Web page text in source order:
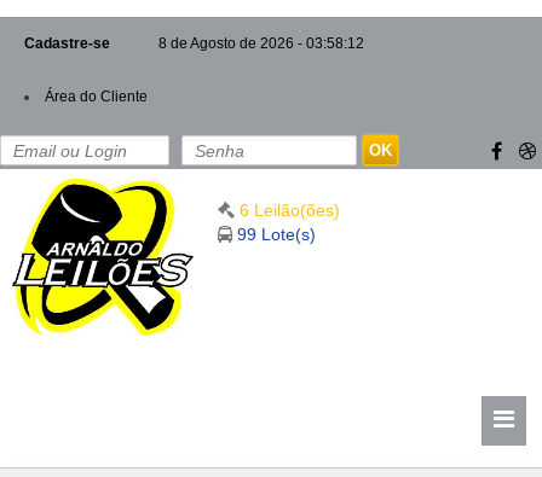
Cadastre-se 8 de Agosto de 2026 - 03:58:14
Área do Cliente
OK
6 Leilão(ões)
99 Lote(s)